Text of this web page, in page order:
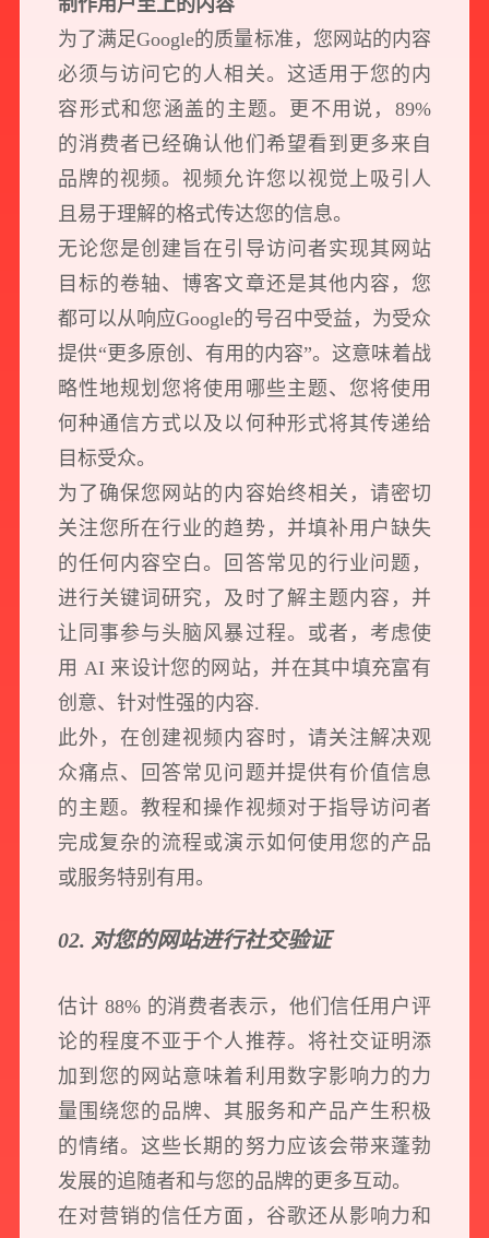
为了满足Google的质量标准，您网站的内容
必须与访问它的人相关。这适用于您的内
容形式和您涵盖的主题。更不用说，89%
的消费者已经确认他们希望看到更多来自
品牌的视频。视频允许您以视觉上吸引人
且易于理解的格式传达您的信息。
无论您是创建旨在引导访问者实现其网站
目标的卷轴、博客文章还是其他内容，您
都可以从响应Google的号召中受益，为受众
提供“更多原创、有用的内容”。这意味着战
略性地规划您将使用哪些主题、您将使用
何种通信方式以及以何种形式将其传递给
目标受众。
为了确保您网站的内容始终相关，请密切
关注您所在行业的趋势，并填补用户缺失
的任何内容空白。回答常见的行业问题，
进行关键词研究，及时了解主题内容，并
让同事参与头脑风暴过程。或者，考虑使
用 AI 来设计您的网站，并在其中填充富有
创意、针对性强的内容.
此外，在创建视频内容时，请关注解决观
众痛点、回答常见问题并提供有价值信息
的主题。教程和操作视频对于指导访问者
完成复杂的流程或演示如何使用您的产品
或服务特别有用。
02. 对您的网站进行社交验证
估计 88% 的消费者表示，他们信任用户评
论的程度不亚于个人推荐。将社交证明添
加到您的网站意味着利用数字影响力的力
量围绕您的品牌、其服务和产品产生积极
的情绪。这些长期的努力应该会带来蓬勃
发展的追随者和与您的品牌的更多互动。
在对营销的信任方面，谷歌还从影响力和